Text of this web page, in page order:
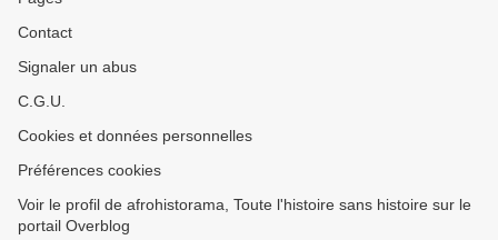
Contact
Signaler un abus
C.G.U.
Cookies et données personnelles
Préférences cookies
Voir le profil de afrohistorama, Toute l'histoire sans histoire sur le
portail Overblog